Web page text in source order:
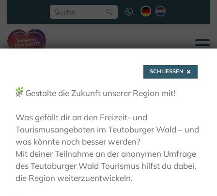
Abteigarten
Marienmünster
SCHLIESSEN
🌿 Gestalte die Zukunft unserer Region mit!
Was gefällt dir an den Freizeit- und
Tourismusangeboten im Teutoburger Wald – und
was könnte noch besser werden?
Mit deiner Teilnahme an der anonymen Umfrage
des Teutoburger Wald Tourismus hilfst du dabei,
die Region weiterzuentwickeln.